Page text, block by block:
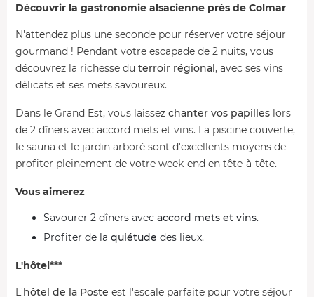
Découvrir la gastronomie alsacienne près de Colmar
N'attendez plus une seconde pour réserver votre séjour
gourmand ! Pendant votre escapade de 2 nuits, vous
découvrez la richesse du terroir régional, avec ses vins
délicats et ses mets savoureux.
Dans le Grand Est, vous laissez chanter vos papilles lors
de 2 dîners avec accord mets et vins. La piscine couverte,
le sauna et le jardin arboré sont d'excellents moyens de
profiter pleinement de votre week-end en tête-à-tête.
Vous aimerez
Savourer 2 dîners avec accord mets et vins.
Profiter de la quiétude des lieux.
L'hôtel***
L'hôtel de la Poste est l'escale parfaite pour votre séjour